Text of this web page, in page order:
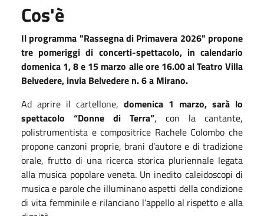
Cos'è
Il programma "Rassegna di Primavera 2026" propone
tre pomeriggi di concerti-spettacolo, in calendario
domenica 1, 8 e 15 marzo alle ore 16.00al Teatro Villa
Belvedere, invia Belvedere n. 6 a Mirano.
Ad aprire il cartellone, domenica 1 marzo, sarà lo
spettacolo “Donne di Terra”, con la cantante,
polistrumentista e compositrice Rachele Colombo che
propone canzoni proprie, brani d’autore e di tradizione
orale, frutto di una ricerca storica pluriennale legata
alla musica popolare veneta. Un inedito caleidoscopi di
musica e parole che illuminano aspetti della condizione
di vita femminile e rilanciano l’appello al rispetto e alla